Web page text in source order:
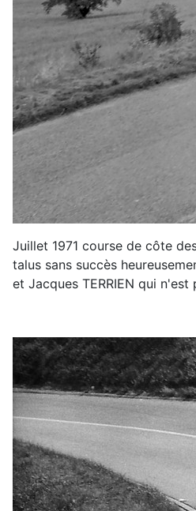
Juillet 1971 course de côte
talus sans succès
et Jacques TERRIEN qui